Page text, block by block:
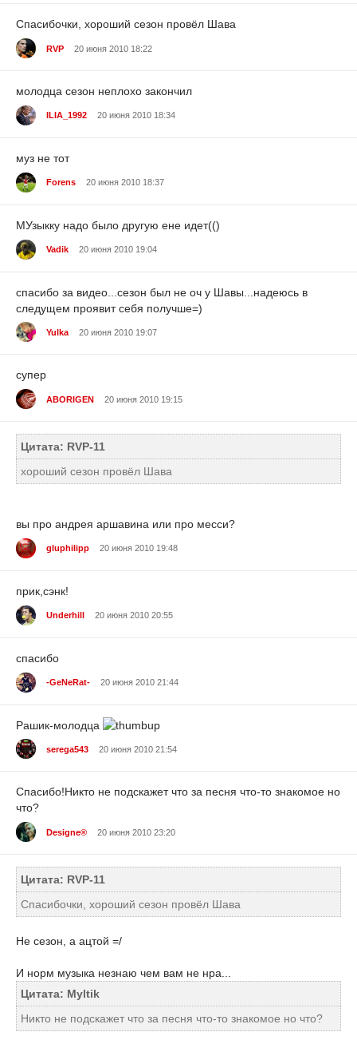
Спасибочки, хороший сезон провёл Шава
RVP 20 июня 2010 18:22
молодца сезон неплохо закончил
ILIA_1992 20 июня 2010 18:34
муз не тот
Forens 20 июня 2010 18:37
МУзыкку надо было другую ене идет(()
Vadik 20 июня 2010 19:04
спасибо за видео...сезон был не оч у Шавы...надеюсь в
следущем проявит себя получше=)
Yulka 20 июня 2010 19:07
супер
ABORIGEN 20 июня 2010 19:15
Цитата: RVP-11
хороший сезон провёл Шава
вы про андрея аршавина или про месси?
gluphilipp 20 июня 2010 19:48
прик,сэнк!
Underhill 20 июня 2010 20:55
спасибо
-GeNeRat- 20 июня 2010 21:44
Рашик-молодца
serega543 20 июня 2010 21:54
Спасибо!Никто не подскажет что за песня что-то знакомое но
что?
Designe® 20 июня 2010 23:20
Цитата: RVP-11
Спасибочки, хороший сезон провёл Шава
Не сезон, а ацтой =/
И норм музыка незнаю чем вам не нра...
Цитата: Myltik
Никто не подскажет что за песня что-то знакомое но что?